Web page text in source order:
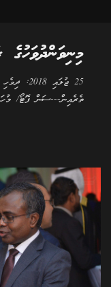
ތެރެއިން---ސަން ފޮޓޯ/